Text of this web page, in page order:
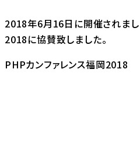
2018年6月16日に開催されま
2018に協賛致しました。
PHPカンファレンス福岡2018